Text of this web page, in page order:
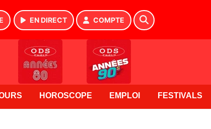
EN DIRECT COMPTE
HOROSCOPE EMPLOI FESTIVALS